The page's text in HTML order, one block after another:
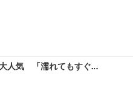
人気 「濡れてもすぐ...